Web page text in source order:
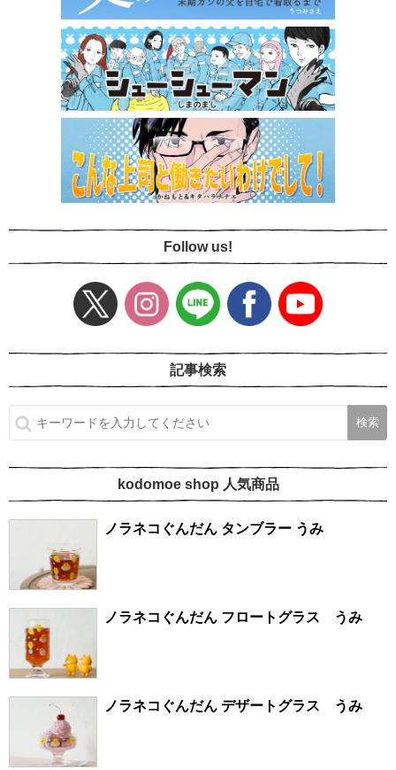
Follow us!
記事検索
kodomoe shop 人気商品
ノラネコぐんだん タンブラー うみ
ノラネコぐんだん フロートグラス うみ
ノラネコぐんだん デザートグラス うみ